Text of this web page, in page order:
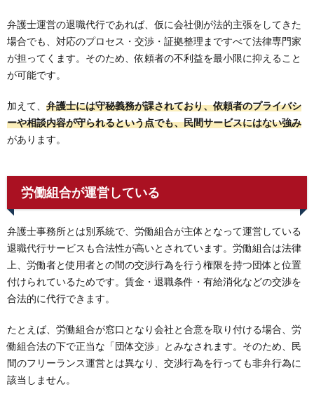
弁護士運営の退職代行であれば、仮に会社側が法的主張をしてきた
場合でも、対応のプロセス・交渉・証拠整理まですべて法律専門家
が担ってくます。そのため、依頼者の不利益を最小限に抑えること
が可能です。
加えて、 弁護士には守秘義務が課されており、依頼者のプライバシ
ーや相談内容が守られるという点でも、民間サービスにはない強み
があります。
労働組合が運営している
弁護士事務所とは別系統で、労働組合が主体となって運営している
退職代行サービスも合法性が高いとされています。労働組合は法律
上、労働者と使用者との間の交渉行為を行う権限を持つ団体と位置
付けられているためです。賃金・退職条件・有給消化などの交渉を
合法的に代行できます。
たとえば、労働組合が窓口となり会社と合意を取り付ける場合、労
働組合法の下で正当な「団体交渉」とみなされます。そのため、民
間のフリーランス運営とは異なり、交渉行為を行っても非弁行為に
該当しません。